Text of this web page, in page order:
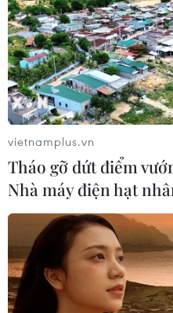
05/08/2026 09:23
CƠ QUAN CHỦ QUẢN: THÔNG TẤN XÃ
Tổng Biên tập: TRẦN TIẾN
Phó Tổng Biên tập:
THỦY
vietnamplus.vn
Tháo gỡ dứt điểm
Nhà máy điện hạt